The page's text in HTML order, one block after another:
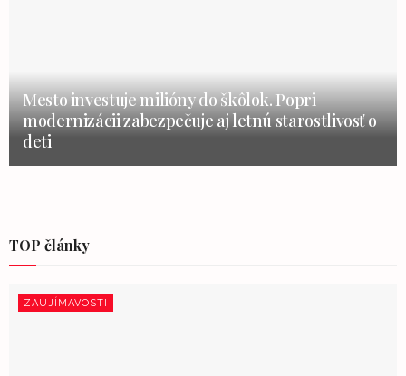
Mesto investuje milióny do škôlok. Popri
modernizácii zabezpečuje aj letnú starostlivosť o
deti
TOP články
ZAUJÍMAVOSTI